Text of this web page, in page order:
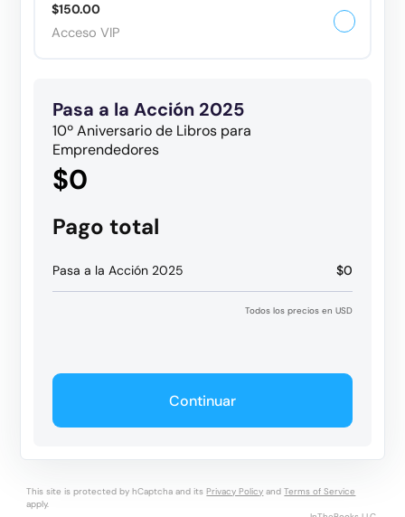
Acceso VIP
$150.00
Pasa a la Acción 2025
10º Aniversario de Libros para
Emprendedores
$0
Pago total
Pasa a la Acción 2025 $0
Todos los precios en USD
Continuar
This site is protected by hCaptcha and itsPrivacy Policy andTerms of Service
apply.